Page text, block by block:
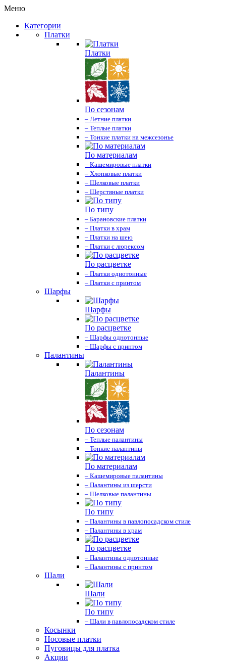
Меню
Категории
Платки
Платки
По сезонам
– Летние платки
– Теплые платки
– Тонкие платки на межсезонье
По материалам
– Кашемировые платки
– Хлопковые платки
– Шелковые платки
– Шерстяные платки
По типу
– Барановские платки
– Платки в храм
– Платки на шею
– Платки с люрексом
По расцветке
– Платки однотонные
– Платки с принтом
Шарфы
Шарфы
По расцветке
– Шарфы однотонные
– Шарфы с принтом
Палантины
Палантины
По сезонам
– Теплые палантины
– Тонкие палантины
По материалам
– Кашемировые палантины
– Палантины из шерсти
– Шелковые палантины
По типу
– Палантины в павлопосадском стиле
– Палантины в храм
По расцветке
– Палантины однотонные
– Палантины с принтом
Шали
Шали
По типу
– Шали в павлопосадском стиле
Косынки
Носовые платки
Пуговицы для платка
Акции